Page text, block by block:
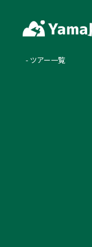
ツアー一覧